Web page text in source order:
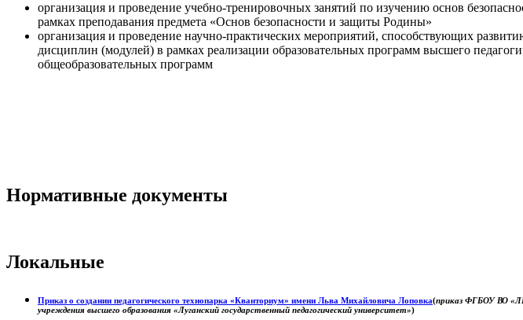
организация и проведение учебно-тренировочных занятий по изучению основ
рамках преподавания предмета «Основ безопасности и защиты Родины»
организация и проведение научно-практических мероприятий, способствующих
дисциплин (модулей) в рамках реализации образовательных программ высшего
общеобразовательных программ
Нормативные документы
Локальные
Приказ о создании педагогического технопарка «Кванториум» имени Льва Михайловича Лоповка(приказ ФГБОУ ВО
учреждения высшего образования «Луганский государственный педагогический университет»)